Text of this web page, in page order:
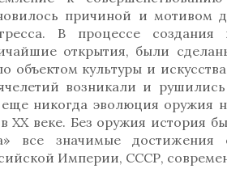
причиной и мотивом
В процессе создания
открытия, были
объектом культуры и
возникали и
никогда эволюция оружия
в ХХ веке. Без оружия история
все значимые
Империи, СССР,